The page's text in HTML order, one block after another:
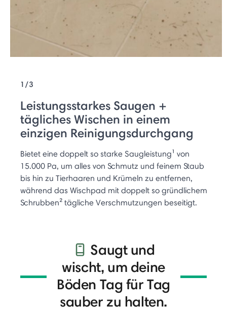
1/3
Leistungsstarkes Saugen +
tägliches Wischen in einem
einzigen Reinigungsdurchgang
Bietet eine doppelt so starke Saugleistung¹ von
15.000 Pa, um alles von Schmutz und feinem Staub
bis hin zu Tierhaaren und Krümeln zu entfernen,
während das Wischpad mit doppelt so gründlichem
Schrubben² tägliche Verschmutzungen beseitigt.
Saugt und
wischt, um deine
Böden Tag für Tag
sauber zu halten.